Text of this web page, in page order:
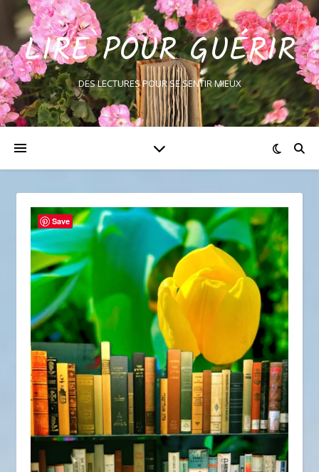
LIRE POUR GUÉRIR
DES LECTURES POUR SE SENTIR MIEUX
Save